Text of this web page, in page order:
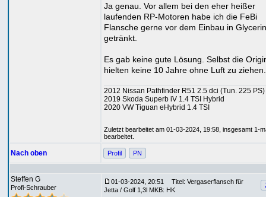
Ja genau. Vor allem bei den eher heißer
laufenden RP-Motoren habe ich die FeBi
Flansche gerne vor dem Einbau in Glycerin
getränkt.
Es gab keine gute Lösung. Selbst die
hielten keine 10 Jahre ohne Luft zu ziehen.
2012 Nissan Pathfinder R51 2.5 dci (Tun. 225 PS)
2019 Skoda Superb iV 1.4 TSI Hybrid
2020 VW Tiguan eHybrid 1.4 TSI
Zuletzt bearbeitet am 01-03-2024, 19:58, insgesamt 1-
bearbeitet.
Nach oben Profil PN
Steffen G
Profi-Schrauber
01-03-2024, 20:51
Titel: Vergaserflansch für
Jetta / Golf 1,3l MKB: HK